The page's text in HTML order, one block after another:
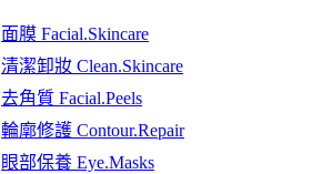
面膜 Facial.Skincare
清潔卸妝 Clean.Skincare
去角質 Facial.Peels
輪廓修護 Contour.Repair
眼部保養 Eye.Masks